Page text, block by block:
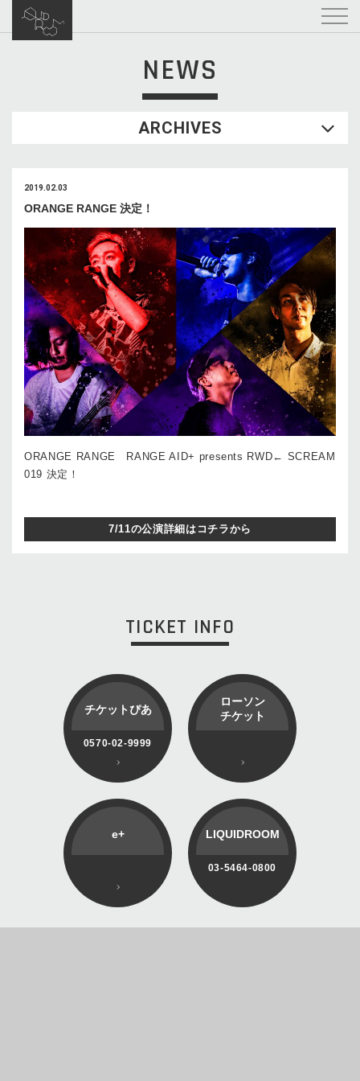
NEWS
ARCHIVES
2019.02.03
ORANGE RANGE 決定！
ORANGE RANGE RANGE AID+ presents RWD← SCREAM
019 決定！
7/11の公演詳細はコチラから
TICKET INFO
チケットぴあ
0570-02-9999
ローソン
チケット
e+ LIQUIDROOM
03-5464-0800